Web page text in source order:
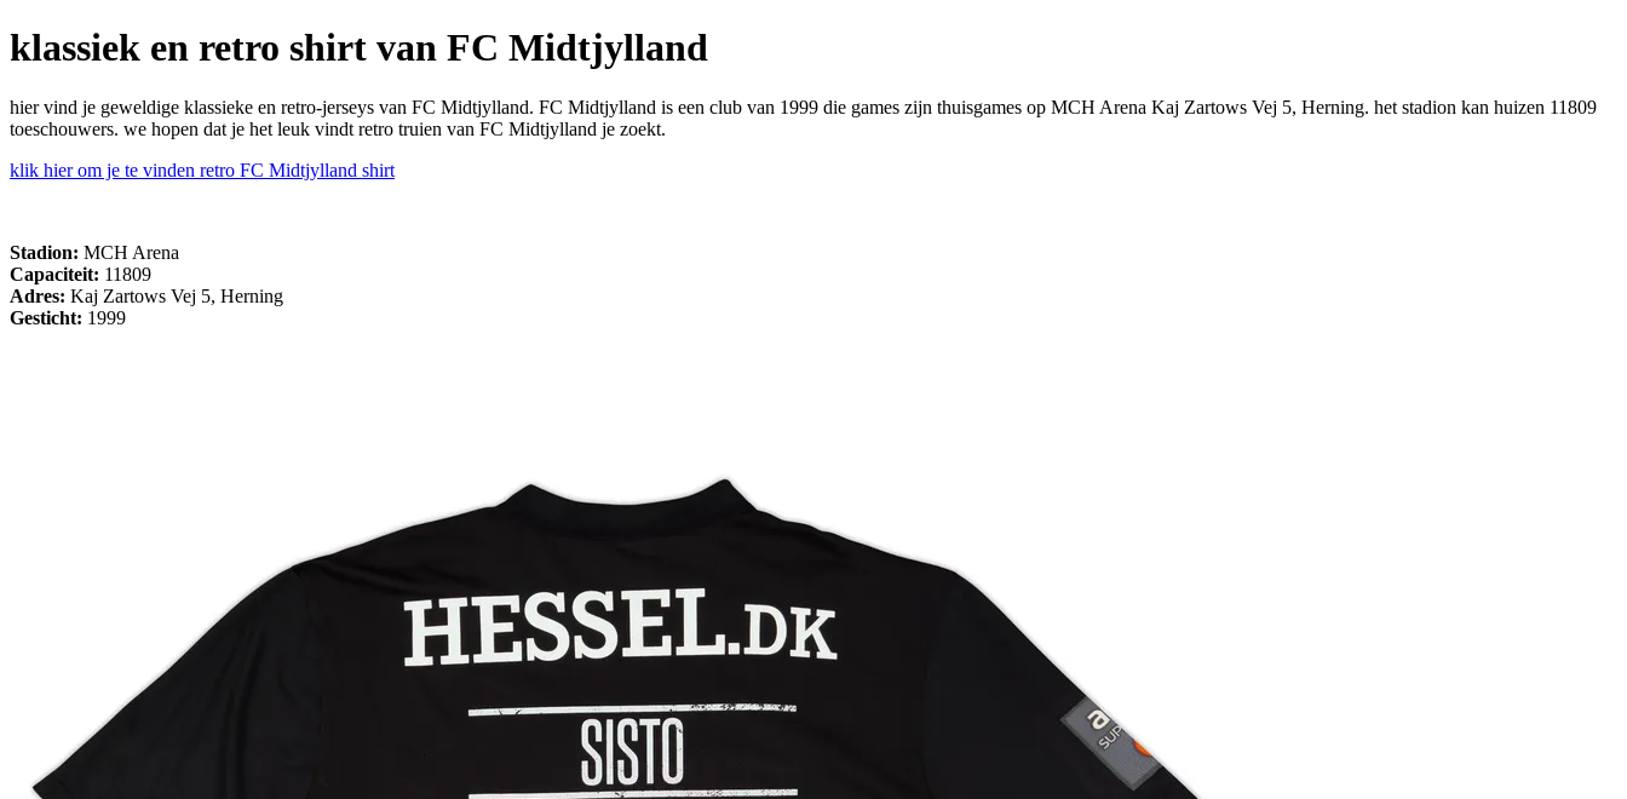
klassiek en retro shirt van FC Midtjylland
hier vind je geweldige klassieke en retro-jerseys van FC Midtjylland. FC Midtjylland is een club van 1999 die games zijn thuisgames op MCH Arena Kaj Zartows Vej 5, Herning. het stadion kan huizen 11809
toeschouwers. we hopen dat je het leuk vindt retro truien van FC Midtjylland je zoekt.
klik hier om je te vinden retro FC Midtjylland shirt
Stadion: MCH Arena
Capaciteit: 11809
Adres: Kaj Zartows Vej 5, Herning
Gesticht: 1999